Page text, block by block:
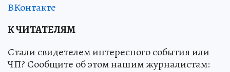
ВКонтакте
К ЧИТАТЕЛЯМ
Стали свидетелем интересного события или
ЧП? Сообщите об этом нашим журналистам: